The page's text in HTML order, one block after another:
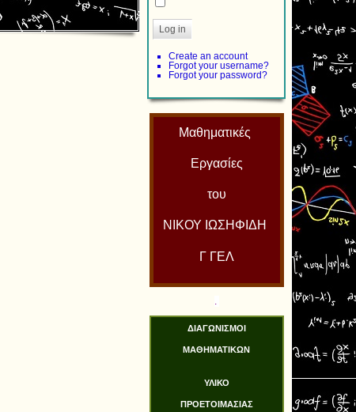
Log in
Create an account
Forgot your username?
Forgot your password?
Μαθηματικές
Εργασίες
του
ΝΙΚΟΥ ΙΩΣΗΦΙΔΗ
Γ ΓΕΛ
.
ΔΙΑΓΩΝΙΣΜΟΙ
ΜΑΘΗΜΑΤΙΚΩΝ
ΥΛΙΚΟ
ΠΡΟΕΤΟΙΜΑΣΙΑΣ